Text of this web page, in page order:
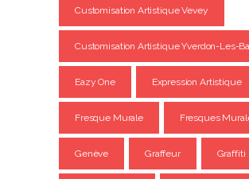
Customisation Artistique Vevey
Customisation Artistique Yverdon-Les-
Eazy One Expression Artistique
Fresque Murale Fresques
Genève Graffeur Graffiti